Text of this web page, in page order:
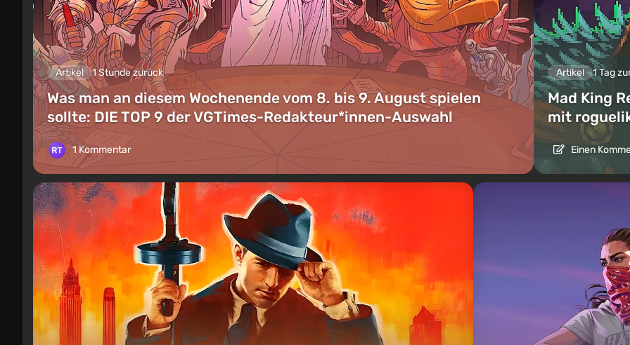
Artikel 1 Stunde zurück
Was man an diesem Wochenende vom 8. bis 9. August spielen
sollte: DIE TOP 9 der VGTimes-Redakteur*innen-Auswahl
1 Kommentar
Artikel 1 Tag
Mad King
mit
Einen